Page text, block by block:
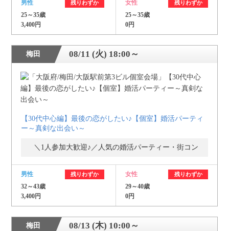
男性 残りわずか
25～35歳
3,400円
女性 残りわずか
25～35歳
0円
梅田 08/11 (火) 18:00～
【30代中心編】最後の恋がしたい♪【個室】婚活パーティ
ー～真剣な出会い～
＼1人参加大歓迎♪／人気の婚活パーティー・街コン
男性 残りわずか
32～43歳
3,400円
女性 残りわずか
29～40歳
0円
梅田 08/13 (木) 10:00～